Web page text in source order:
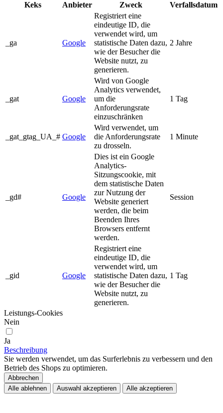
Keks
Anbieter Zweck Verfallsdatum
_ga Google
Registriert eine
eindeutige ID, die
verwendet wird, um
statistische Daten dazu,
wie der Besucher die
Website nutzt, zu
generieren.
2 Jahre
_gat Google
Wird von Google
Analytics verwendet,
um die
Anforderungsrate
einzuschränken
1 Tag
_gat_gtag_UA_# Google
Wird verwendet, um
die Anforderungsrate
zu drosseln.
1 Minute
_gd# Google
Dies ist ein Google
Analytics-
Sitzungscookie, mit
dem statistische Daten
zur Nutzung der
Website generiert
werden, die beim
Beenden Ihres
Browsers entfernt
werden.
Session
_gid Google
Registriert eine
eindeutige ID, die
verwendet wird, um
statistische Daten dazu,
wie der Besucher die
Website nutzt, zu
generieren.
1 Tag
Leistungs-Cookies
Nein
Ja
Beschreibung
Sie werden verwendet, um das Surferlebnis zu verbessern und den
Betrieb des Shops zu optimieren.
Abbrechen
Alle ablehnen
Auswahl akzeptieren Alle akzeptieren